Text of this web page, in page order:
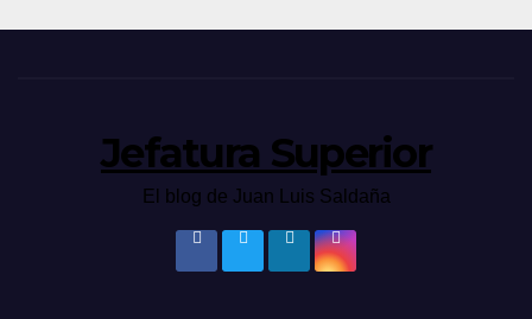
Jefatura Superior
El blog de Juan Luis Saldaña